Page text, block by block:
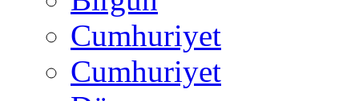
Cumhuriyet
Cumhuriyet